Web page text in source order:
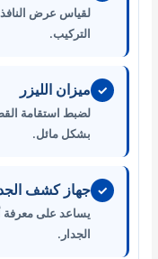
لقياس عرض
التركيب.
✓ ميزان الليزر
لضبط استقامة
بشكل مائل.
✓ جهاز كشف
يساعد على معرفة
الجدار.